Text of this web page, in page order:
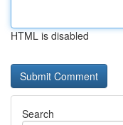
HTML is disabled
Search